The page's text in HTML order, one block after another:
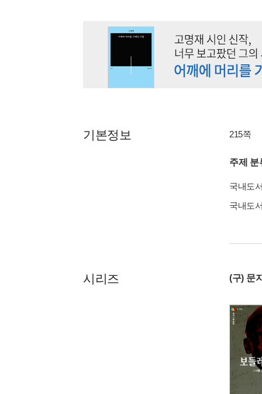
기본정보 215쪽
주제 분
국내도
국내도
시리즈 (구) 문